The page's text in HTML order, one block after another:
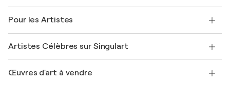
Offrir une carte cadeau
Rejoignez notre programme commercial
Mon compte
+33 1 76 44 06 42
FAQ
Magazine Singulart
Emplois
Découvrez une sélection d'art original
Pour les Artistes
Se connecter en tant qu'Artiste
Artistes Célèbres sur Singulart
Marc Chagall
Œuvres d'art à vendre